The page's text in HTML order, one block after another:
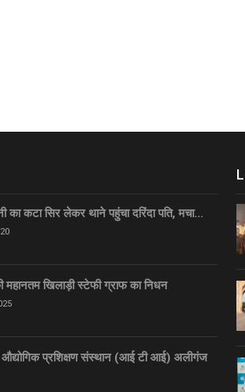
का कटा सिर लेकर थाने पहुंचा दरिंदा पति, मचा…
महानतम खिलाड़ी स्टेफी ग्राफ का निधन
औद्योगिक प्रशिक्षण संस्थान (आई टी आई) अलीगंज